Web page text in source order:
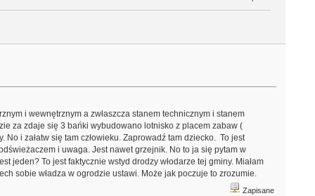
i wewnętrznym a zwłaszcza stanem technicznym i stanem
za zdaje się 3 bańki wybudowano lotnisko z placem zabaw (
i załatw się tam człowieku. Zaprowadź tam dziecko. To jest
i uwaga. Jest nawet grzejnik. No to ja się pytam w
To jest faktycznie wstyd drodzy włodarze tej gminy. Miałam
sobie władza w ogrodzie ustawi. Może jak poczuje to zrozumie.
Zapisane